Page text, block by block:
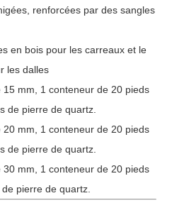
renforcées par des sangles
en bois pour les carreaux et le
les dalles
mm, 1 conteneur de 20 pieds
de pierre de quartz.
mm, 1 conteneur de 20 pieds
de pierre de quartz.
mm, 1 conteneur de 20 pieds
pierre de quartz.